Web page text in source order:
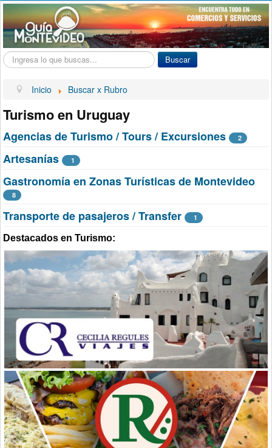
Buscar... Buscar
Inicio Buscar x Rubro
Turismo en Uruguay
Agencias de Turismo / Tours / Excursiones 2
Artesanías 1
Gastronomía en Zonas Turísticas de Montevideo
8
Transporte de pasajeros / Transfer 1
Destacados en Turismo: